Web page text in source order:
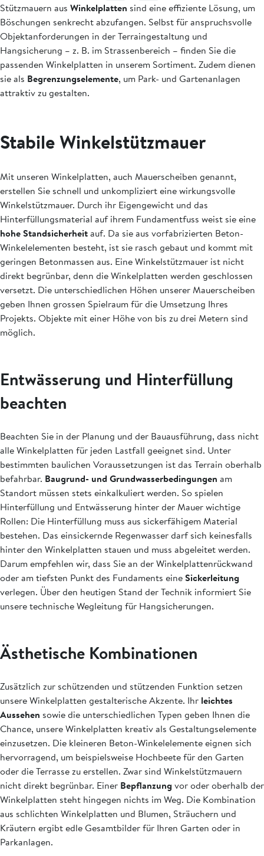
Stützmauern aus Winkelplatten sind eine effiziente Lösung, um
Böschungen senkrecht abzufangen. Selbst für anspruchsvolle
Objektanforderungen in der Terraingestaltung und
Hangsicherung – z. B. im Strassenbereich – finden Sie die
passenden Winkelplatten in unserem Sortiment. Zudem dienen
sie als Begrenzungselemente, um Park- und Gartenanlagen
attraktiv zu gestalten.
Stabile Winkelstützmauer
Mit unseren Winkelplatten, auch Mauerscheiben genannt,
erstellen Sie schnell und unkompliziert eine wirkungsvolle
Winkelstützmauer. Durch ihr Eigengewicht und das
Hinterfüllungsmaterial auf ihrem Fundamentfuss weist sie eine
hohe Standsicherheitauf. Da sie aus vorfabrizierten Beton-
Winkelelementen besteht, ist sie rasch gebaut und kommt mit
geringen Betonmassen aus. Eine Winkelstützmauer ist nicht
direkt begrünbar, denn die Winkelplatten werden geschlossen
versetzt. Die unterschiedlichen Höhen unserer Mauerscheiben
geben Ihnen grossen Spielraum für die Umsetzung Ihres
Projekts. Objekte mit einer Höhe von bis zu drei Metern sind
möglich.
Entwässerung und Hinterfüllung
beachten
Beachten Sie in der Planung und der Bauausführung, dass nicht
alle Winkelplatten für jeden Lastfall geeignet sind. Unter
bestimmten baulichen Voraussetzungen ist das Terrain oberhalb
befahrbar. Baugrund- und Grundwasserbedingungen am
Standort müssen stets einkalkuliert werden. So spielen
Hinterfüllung und Entwässerung hinter der Mauer wichtige
Rollen: Die Hinterfüllung muss aus sickerfähigem Material
bestehen. Das einsickernde Regenwasser darf sich keinesfalls
hinter den Winkelplatten stauen und muss abgeleitet werden.
Darum empfehlen wir, dass Sie an der Winkelplattenrückwand
oder am tiefsten Punkt des Fundaments eineSickerleitung
verlegen. Über den heutigen Stand der Technik informiert Sie
unsere technische Wegleitung für Hangsicherungen.
Ästhetische Kombinationen
Zusätzlich zur schützenden und stützenden Funktion setzen
unsere Winkelplatten gestalterische Akzente. Ihr leichtes
Aussehen sowie die unterschiedlichen Typen geben Ihnen die
Chance, unsere Winkelplatten kreativ als Gestaltungselemente
einzusetzen. Die kleineren Beton-Winkelelemente eignen sich
hervorragend, um beispielsweise Hochbeete für den Garten
oder die Terrasse zu erstellen. Zwar sind Winkelstützmauern
nicht direkt begrünbar. Einer Bepflanzung vor oder oberhalb der
Winkelplatten steht hingegen nichts im Weg. Die Kombination
aus schlichten Winkelplatten und Blumen, Sträuchern und
Kräutern ergibt edle Gesamtbilder für Ihren Garten oder in
Parkanlagen.